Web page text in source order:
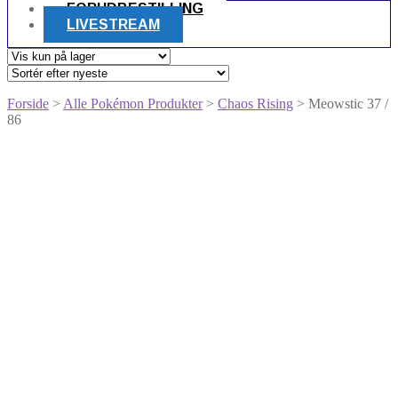
FORUDBESTILLING
LIVESTREAM
Forside > Alle Pokémon Produkter> Chaos Rising > Meowstic 37 /
86